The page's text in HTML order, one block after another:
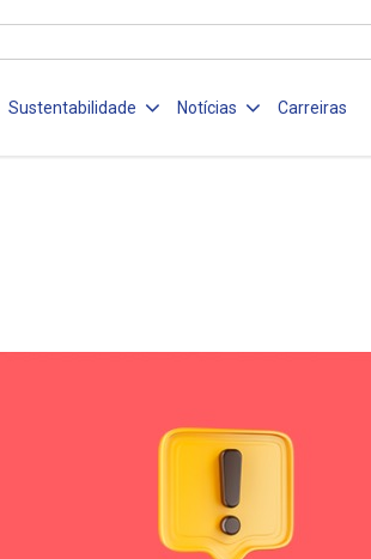
Sustentabilidade Notícias Carreiras